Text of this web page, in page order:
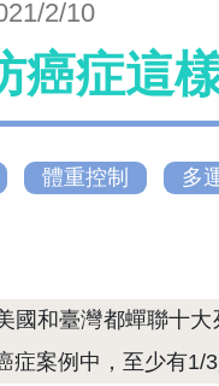
2/10
癌症這
體重控制 多
國和臺灣都蟬聯十
症案例中，至少有1/